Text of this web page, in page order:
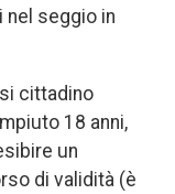
nel seggio in
cittadino
18 anni,
un
di validità (è